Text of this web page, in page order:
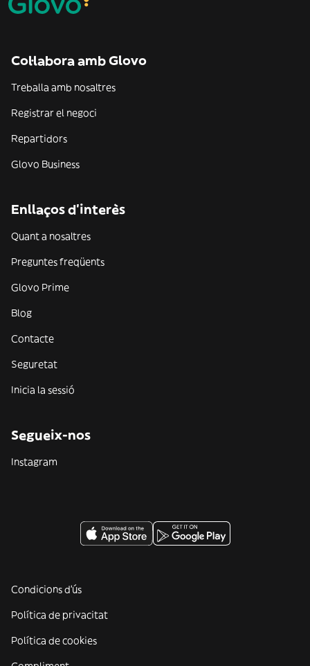
Col·labora amb Glovo
Treballa amb nosaltres
Registrar el negoci
Repartidors
Glovo Business
Enllaços d'interès
Quant a nosaltres
Preguntes freqüents
Glovo Prime
Blog
Contacte
Seguretat
Inicia la sessió
Segueix-nos
Instagram
Condicions d'ús
Política de privacitat
Política de cookies